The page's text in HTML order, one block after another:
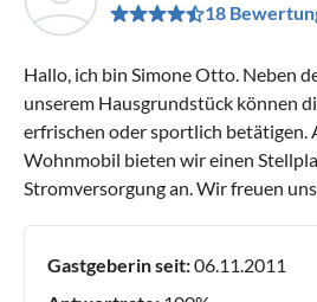
18
Hallo, ich bin Simone Otto. Neben
unserem Hausgrundstück können
erfrischen oder sportlich betätigen.
Wohnmobil bieten wir einen
Stromversorgung an. Wir freuen
Gastgeberin seit:06.11.2011